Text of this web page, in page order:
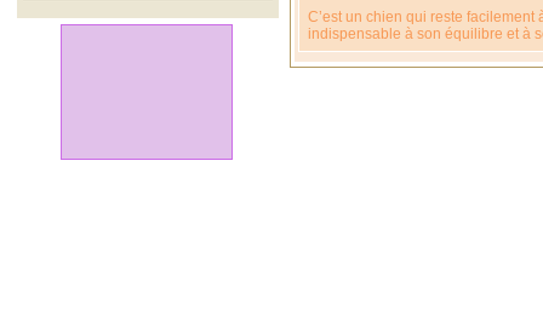
C’est un chien qui reste
indispensable à son équilibre et à